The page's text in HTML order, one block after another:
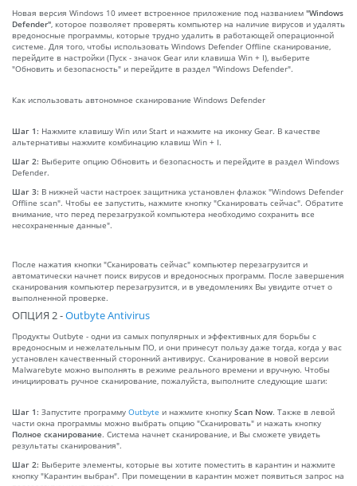
Новая версия Windows 10 имеет встроенное приложение под названием "Windows
Defender" , которое позволяет проверять компьютер на наличие вирусов и удалять
вредоносные программы, которые трудно удалить в работающей операционной
системе. Для того, чтобы использовать Windows Defender Offline сканирование,
перейдите в настройки (Пуск - значок Gear или клавиша Win + I), выберите
"Обновить и безопасность" и перейдите в раздел "Windows Defender".
Как использовать автономное сканирование Windows Defender
Шаг 1: Нажмите клавишу Win или Start и нажмите на иконку Gear. В качестве
альтернативы нажмите комбинацию клавиш Win + I.
Шаг 2: Выберите опцию Обновить и безопасность и перейдите в раздел Windows
Defender.
Шаг 3: В нижней части настроек защитника установлен флажок "Windows Defender
Offline scan". Чтобы ее запустить, нажмите кнопку "Сканировать сейчас". Обратите
внимание, что перед перезагрузкой компьютера необходимо сохранить все
несохраненные данные".
После нажатия кнопки "Сканировать сейчас" компьютер перезагрузится и
автоматически начнет поиск вирусов и вредоносных программ. После завершения
сканирования компьютер перезагрузится, и в уведомлениях Вы увидите отчет о
выполненной проверке.
ОПЦИЯ 2 -Outbyte Antivirus
Продукты Outbyte - одни из самых популярных и эффективных для борьбы с
вредоносным и нежелательным ПО, и они принесут пользу даже тогда, когда у вас
установлен качественный сторонний антивирус. Сканирование в новой версии
Malwarebyte можно выполнять в режиме реального времени и вручную. Чтобы
инициировать ручное сканирование, пожалуйста, выполните следующие шаги:
Шаг 1: Запустите программу Outbyte и нажмите кнопку Scan Now. Также в левой
части окна программы можно выбрать опцию "Сканировать" и нажать кнопку
Полное сканирование. Система начнет сканирование, и Вы сможете увидеть
результаты сканирования".
Шаг 2: Выберите элементы, которые вы хотите поместить в карантин и нажмите
кнопку "Карантин выбран". При помещении в карантин может появиться запрос на